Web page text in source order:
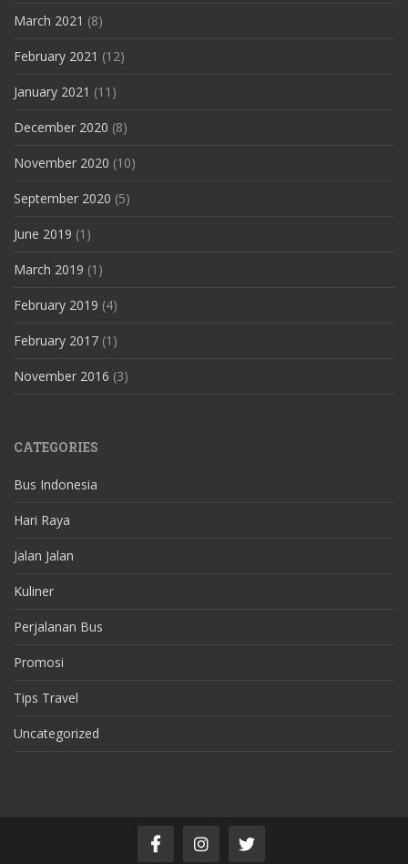
March 2021 (8)
February 2021 (12)
January 2021 (11)
December 2020 (8)
November 2020 (10)
September 2020 (5)
June 2019 (1)
March 2019 (1)
February 2019 (4)
February 2017 (1)
November 2016 (3)
CATEGORIES
Bus Indonesia
Hari Raya
Jalan Jalan
Kuliner
Perjalanan Bus
Promosi
Tips Travel
Uncategorized